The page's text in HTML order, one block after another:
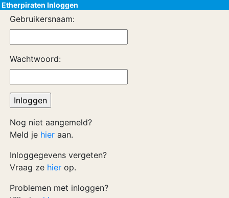
Etherpiraten Inloggen
Gebruikersnaam:
Wachtwoord:
Nog niet aangemeld?
Meld je hier aan.
Inloggegevens vergeten?
Vraag ze hier op.
Problemen met inloggen?